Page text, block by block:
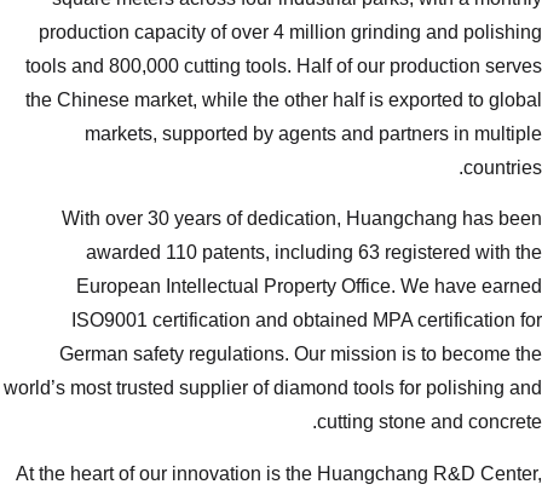
production capacity of over 4
tools and 800,000 cutting tools.
the Chinese market, while the
markets, supported by
With over 30 years of
awarded 110 patents,
European Intellectual
ISO9001 certification and
German safety regulations.
world’s most trusted supplier of
At the heart of our innovation is the